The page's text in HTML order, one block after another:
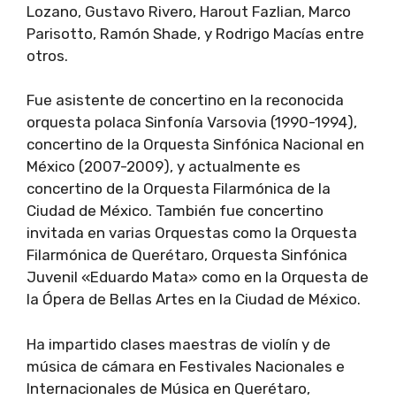
Lozano, Gustavo Rivero, Harout Fazlian, Marco
Parisotto, Ramón Shade, y Rodrigo Macías entre
otros.
Fue asistente de concertino en la reconocida
orquesta polaca Sinfonía Varsovia (1990-1994),
concertino de la Orquesta Sinfónica Nacional en
México (2007-2009), y actualmente es
concertino de la Orquesta Filarmónica de la
Ciudad de México. También fue concertino
invitada en varias Orquestas como la Orquesta
Filarmónica de Querétaro, Orquesta Sinfónica
Juvenil «Eduardo Mata» como en la Orquesta de
la Ópera de Bellas Artes en la Ciudad de México.
Ha impartido clases maestras de violín y de
música de cámara en Festivales Nacionales e
Internacionales de Música en Querétaro,